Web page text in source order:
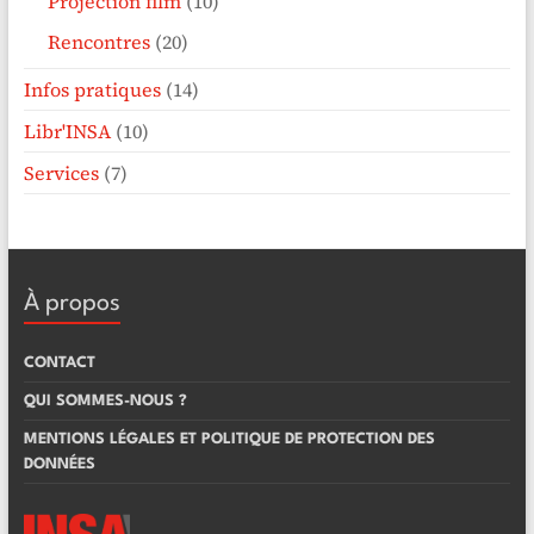
Rencontres(20)
Infos pratiques(14)
Libr'INSA(10)
Services(7)
À propos
CONTACT
QUI SOMMES-NOUS ?
MENTIONS LÉGALES ET POLITIQUE DE PROTECTION DES
DONNÉES